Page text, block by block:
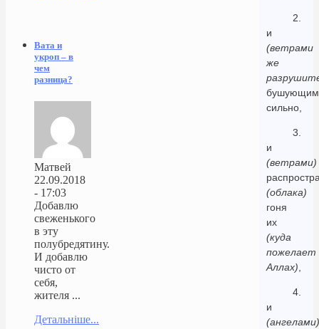
2.
и
(ветрами
же
сильно,
3.
и
(ветрами)
(облака)
гоня
их
(куда
пожелает
Аллах),
4.
и
(ангелами)
Вата и
укроп – в
чем
разница?
Матвей
22.09.2018
- 17:03
Добавлю
свеженького
в эту
полубредятину.
И добавлю
чисто от
себя,
жителя ...
Детальніше...